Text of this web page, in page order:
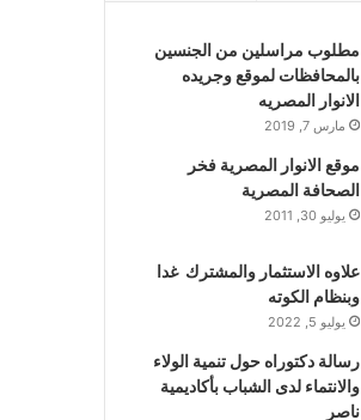
مطلوب مراسلين من الجنسين
بالمحافظات لموقع وجريده
الانوار المصريه
مارس 7, 2019
موقع الانوار المصرية فخر
الصحافة المصرية
يوليو 30, 2011
علاوه الاستثمار والمشترك غدا
وبنظام الكوته
يوليو 5, 2022
رسالة دكتوراه حول تنمية الولاء
والانتماء لدى الشباب بأكاديمية
ناصر